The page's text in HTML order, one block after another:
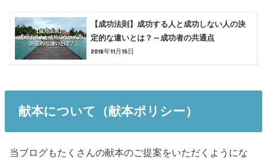
【成功法則】成功する人と成功しない人の決
定的な違いとは？～成功者の共通点
2018年11月15日
献本について（献本ポリシー）
当ブログもたくさんの献本のご提案をいただくようにな